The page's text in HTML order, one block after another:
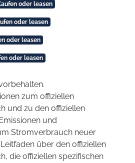
oder leasen
oder leasen
oder leasen
oder leasen
zum offiziellen
und zu den offiziellen
und
Stromverbrauch neuer
über den offiziellen
die offiziellen spezifischen